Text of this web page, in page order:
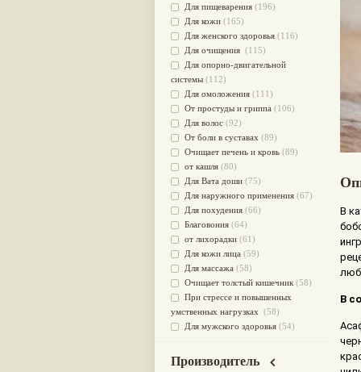
В
В
Для пищеварения (196)
Для кожи (165)
Для женского здоровья (116)
Для очищения (115)
Для опорно-двигательной
системы (112)
Для омоложения (111)
От простуды и гриппа (106)
Для волос (92)
От боли в суставах (89)
Очищает печень и кровь (89)
от кашля (80)
Для Вата доши (75)
Для наружного применения (67)
Для похудения (66)
Благовония (64)
от лихорадки (61)
Для кожи лица (59)
Для массажа (58)
Очищает толстый кишечник (58)
При стрессе и повышенных
умственных нагрузках (58)
Для мужского здоровья (54)
применения
(51)
Производитель